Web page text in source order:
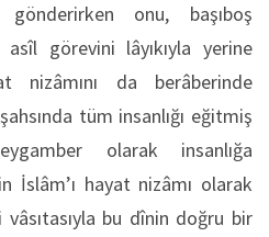
onu, başıboş
asîl görevini lâyıkıyla yerine
nizâmını da berâberinde
tüm insanlığı eğitmiş
olarak insanlığa
İslâm’ı hayat nizâmı olarak
bu dînin doğru bir